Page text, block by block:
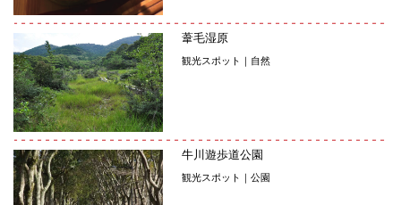
葦毛湿原
観光スポット｜自然
牛川遊歩道公園
観光スポット｜公園